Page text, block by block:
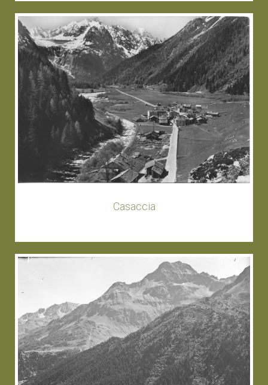
Casaccia